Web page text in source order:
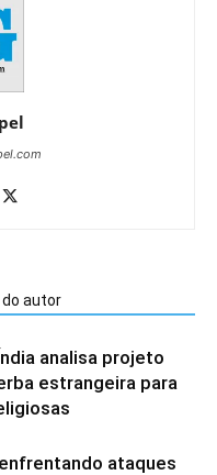
do autor
analisa projeto
estrangeira para
ataques